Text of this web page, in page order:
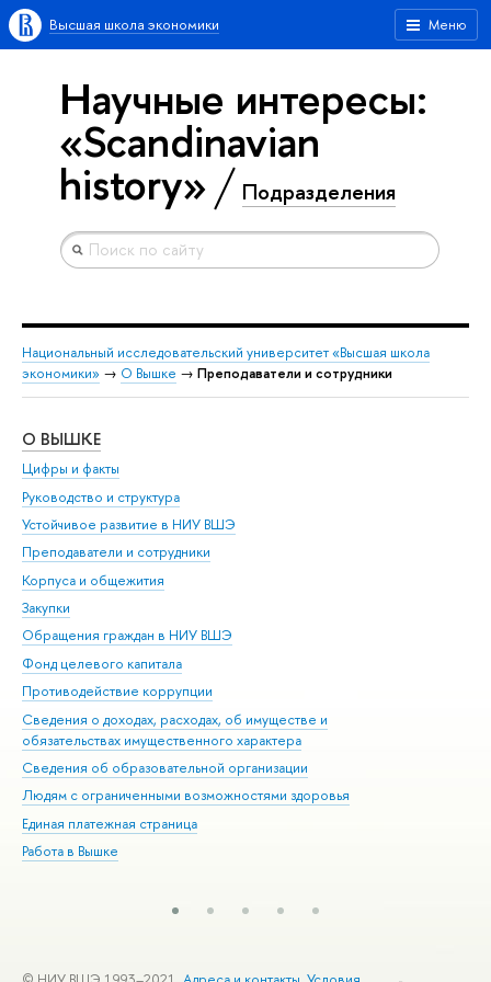
Меню
Высшая школа экономики
Научные интересы:
«Scandinavian
history» Подразделения
Национальный исследовательский университет «Высшая школа
экономики» → О Вышке → Преподаватели и сотрудники
О ВЫШКЕ
Цифры и факты
Руководство и структура
Устойчивое развитие в НИУ ВШЭ
Преподаватели и сотрудники
Корпуса и общежития
Закупки
Обращения граждан в НИУ ВШЭ
Фонд целевого капитала
Противодействие коррупции
Сведения о доходах, расходах, об имуществе и
обязательствах имущественного характера
Сведения об образовательной организации
Людям с ограниченными возможностями здоровья
Единая платежная страница
Работа в Вышке